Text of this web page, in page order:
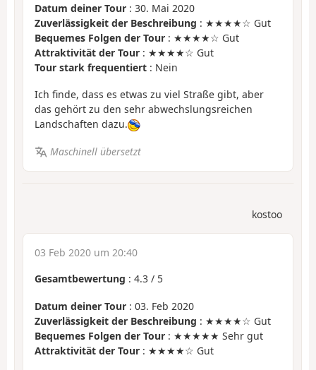
Datum deiner Tour : 30. Mai 2020
Zuverlässigkeit der Beschreibung : ★★★★☆ Gut
Bequemes Folgen der Tour : ★★★★☆ Gut
Attraktivität der Tour : ★★★★☆ Gut
Tour stark frequentiert : Nein
Ich finde, dass es etwas zu viel Straße gibt, aber
das gehört zu den sehr abwechslungsreichen
Landschaften dazu.
Maschinell übersetzt
kostoo
03 Feb 2020 um 20:40
Gesamtbewertung : 4.3 / 5
Datum deiner Tour : 03. Feb 2020
Zuverlässigkeit der Beschreibung : ★★★★☆ Gut
Bequemes Folgen der Tour : ★★★★★ Sehr gut
Attraktivität der Tour : ★★★★☆ Gut